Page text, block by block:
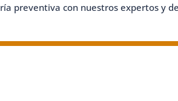
preventiva con nuestros expertos y